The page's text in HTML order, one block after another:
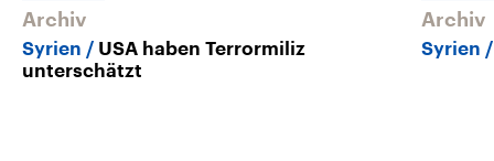
Archiv
Syrien
USA haben Terrormiliz
unterschätzt
Archiv
Syrien